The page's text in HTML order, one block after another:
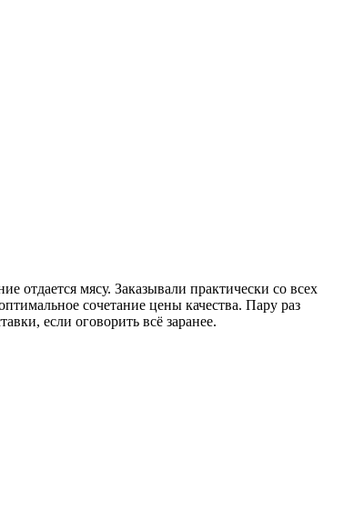
отдается мясу. Заказывали практически со всех
сочетание цены качества. Пару раз
если оговорить всё заранее.